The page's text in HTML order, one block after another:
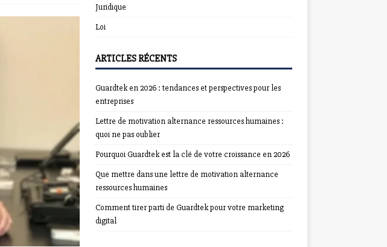
Juridique
Loi
ARTICLES RÉCENTS
Guardtek en 2026 : tendances et perspectives pour les
entreprises
Lettre de motivation alternance ressources humaines :
quoi ne pas oublier
Pourquoi Guardtek est la clé de votre croissance en 2026
Que mettre dans une lettre de motivation alternance
ressources humaines
Comment tirer parti de Guardtek pour votre marketing
digital